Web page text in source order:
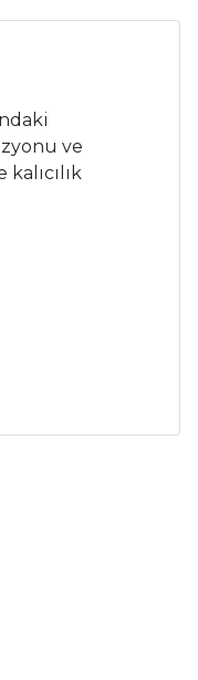
ve